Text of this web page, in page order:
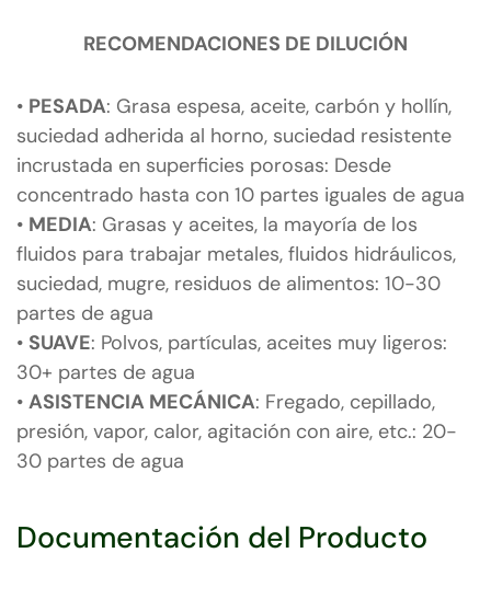
RECOMENDACIONES DE DILUCIÓN
• PESADA: Grasa espesa, aceite, carbón y hollín,
suciedad adherida al horno, suciedad resistente
incrustada en superficies porosas: Desde
concentrado hasta con 10 partes iguales de agua
• MEDIA: Grasas y aceites, la mayoría de los
fluidos para trabajar metales, fluidos hidráulicos,
suciedad, mugre, residuos de alimentos: 10-30
partes de agua
• SUAVE: Polvos, partículas, aceites muy ligeros:
30+ partes de agua
• ASISTENCIA MECÁNICA: Fregado, cepillado,
presión, vapor, calor, agitación con aire, etc.: 20-
30 partes de agua
Documentación del Producto